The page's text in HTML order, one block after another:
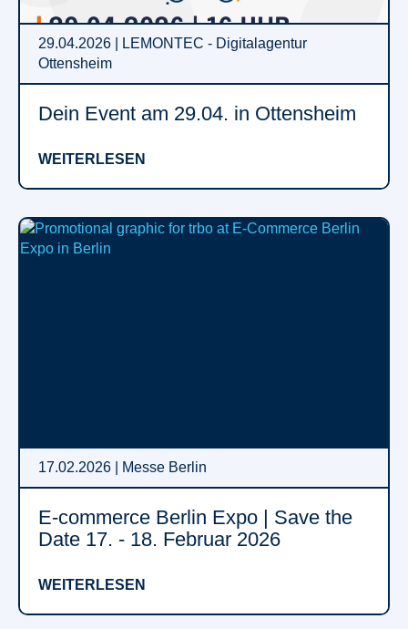
29.04.2026 | LEMONTEC - Digitalagentur
Ottensheim
Dein Event am 29.04. in Ottensheim
WEITERLESEN
17.02.2026 | Messe Berlin
E-commerce Berlin Expo | Save the
Date 17. - 18. Februar 2026
WEITERLESEN